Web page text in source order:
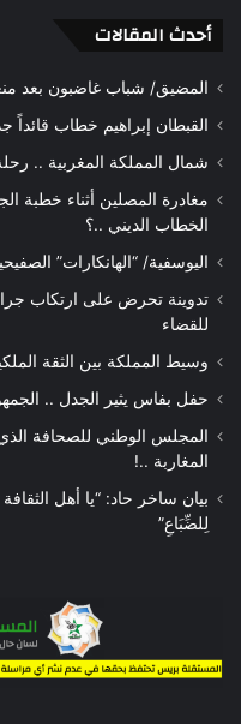
أحدث المقالات
المضيق/ شباب غاضبون بعد
القبطان إبراهيم خطاب قائداً
شمال المملكة المغربية ..
مغادرة المصلين أثناء خطبة
الخطاب الديني ..؟
اليوسفية/ “الهانكارات”
تدوينة تحرض على ارتكاب
للقضاء
وسيط المملكة بين الثقة
حفل بفاس يثير الجدل ..
المجلس الوطني للصحافة الذي
المغاربة ..!
بيان ساخر حاد: “يا أهل
لِلضِّبَاعِ”